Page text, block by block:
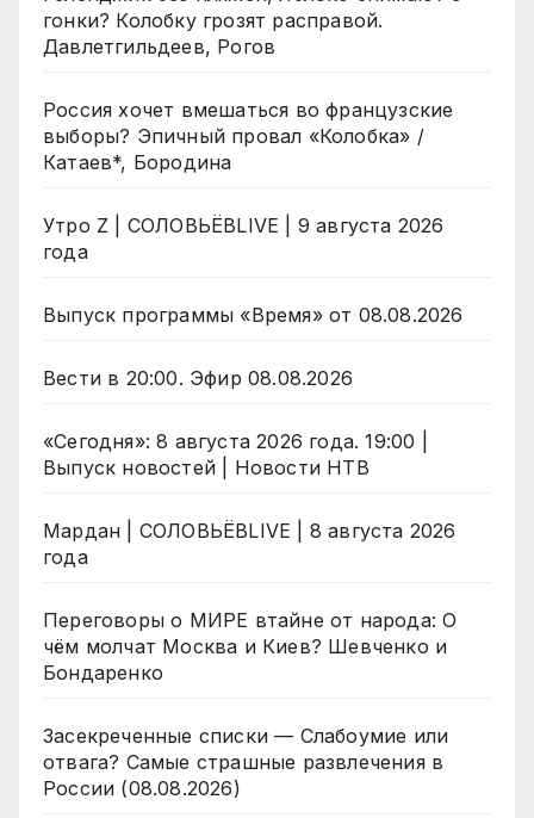
гонки? Колобку грозят расправой.
Давлетгильдеев, Рогов
Россия хочет вмешаться во французские
выборы? Эпичный провал «Колобка» /
Катаев*, Бородина
Утро Z | СОЛОВЬЁВLIVE | 9 августа 2026
года
Выпуск программы «Время» от 08.08.2026
Вести в 20:00. Эфир 08.08.2026
«Сегодня»: 8 августа 2026 года. 19:00 |
Выпуск новостей | Новости НТВ
Мардан | СОЛОВЬЁВLIVE | 8 августа 2026
года
Переговоры о МИРЕ втайне от народа: О
чём молчат Москва и Киев? Шевченко и
Бондаренко
Засекреченные списки — Слабоумие или
отвага? Самые страшные развлечения в
России (08.08.2026)